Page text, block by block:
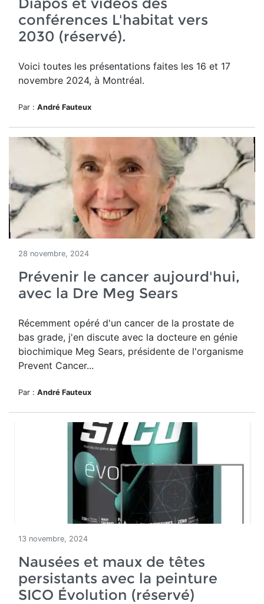
conférences L'habitat vers
2030 (réservé).
Voici toutes les présentations faites les 16 et 17
novembre 2024, à Montréal.
Par : André Fauteux
28 novembre, 2024
Prévenir le cancer aujourd'hui,
avec la Dre Meg Sears
Récemment opéré d'un cancer de la prostate de
bas grade, j'en discute avec la docteure en génie
biochimique Meg Sears, présidente de l'organisme
Prevent Cancer...
Par : André Fauteux
13 novembre, 2024
Nausées et maux de têtes
persistants avec la peinture
SICO Évolution (réservé)